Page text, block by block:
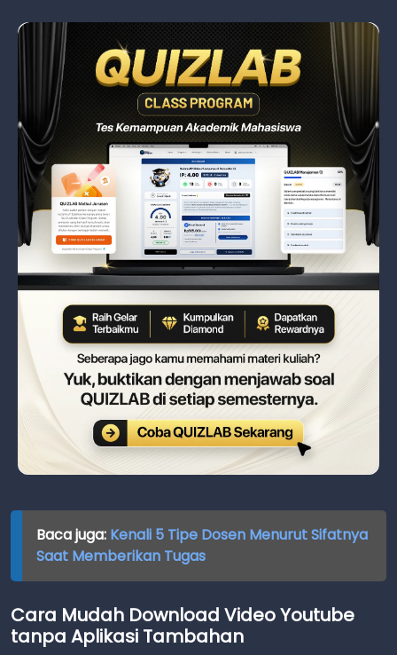
Baca juga:Kenali 5 Tipe Dosen Menurut Sifatnya
Saat Memberikan Tugas
Cara Mudah Download Video Youtube
tanpa Aplikasi Tambahan